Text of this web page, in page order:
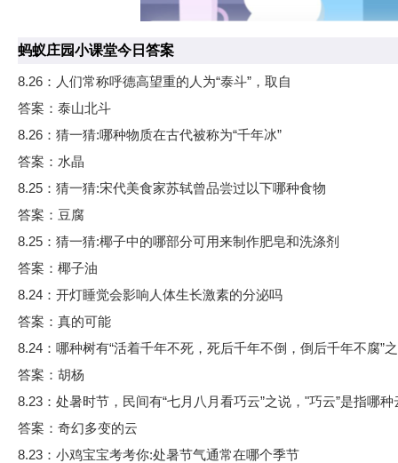
蚂蚁庄园小课堂今日答案
8.26：人们常称呼德高望重的人为“泰斗”，取自
答案：泰山北斗
8.26：猜一猜:哪种物质在古代被称为“千年冰”
答案：水晶
8.25：猜一猜:宋代美食家苏轼曾品尝过以下哪种食物
答案：豆腐
8.25：猜一猜:椰子中的哪部分可用来制作肥皂和洗涤剂
答案：椰子油
8.24：开灯睡觉会影响人体生长激素的分泌吗
答案：真的可能
8.24：哪种树有“活着千年不死，死后千年不倒，倒后千年不腐”
答案：胡杨
8.23：处暑时节，民间有“七月八月看巧云”之说，"巧云”是指哪
答案：奇幻多变的云
8.23：小鸡宝宝考考你:处暑节气通常在哪个季节